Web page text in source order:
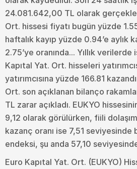
24.081.642,00 TL olarak
Ort. hissesi fiyatı bugün yüzde
haftalık kayıp yüzde 0.94’e aylık
2.75’ye oranında... Yıllık verilerde
Kapıtal Yat. Ort. hisseleri
yatırımcısına yüzde 166.81
Ort. son açıklanan bilanço
TL zarar açıkladı. EUKYO
9,12 olarak görülürken, fiili
kazanç oranı ise 7,51 seviyesinde
endeksi, şu anda 57,10
Euro Kapıtal Yat. Ort. (EUKYO)